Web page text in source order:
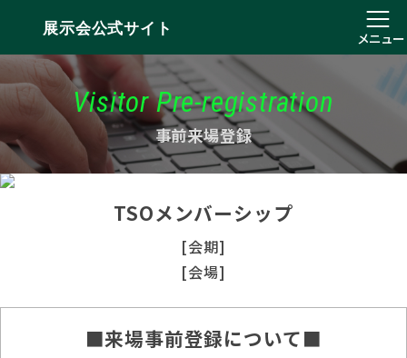
展示会公式サイト
メニュー
Visitor Pre-registration
事前来場登録
TSOメンバーシップ
[会期]
[会場]
■来場事前登録について■